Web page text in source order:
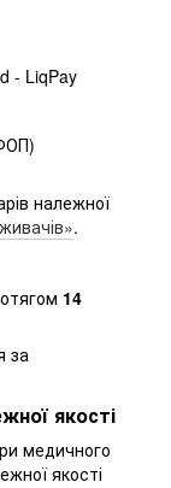
- LiqPay
належної
.
14
за
якості
медичного
якості